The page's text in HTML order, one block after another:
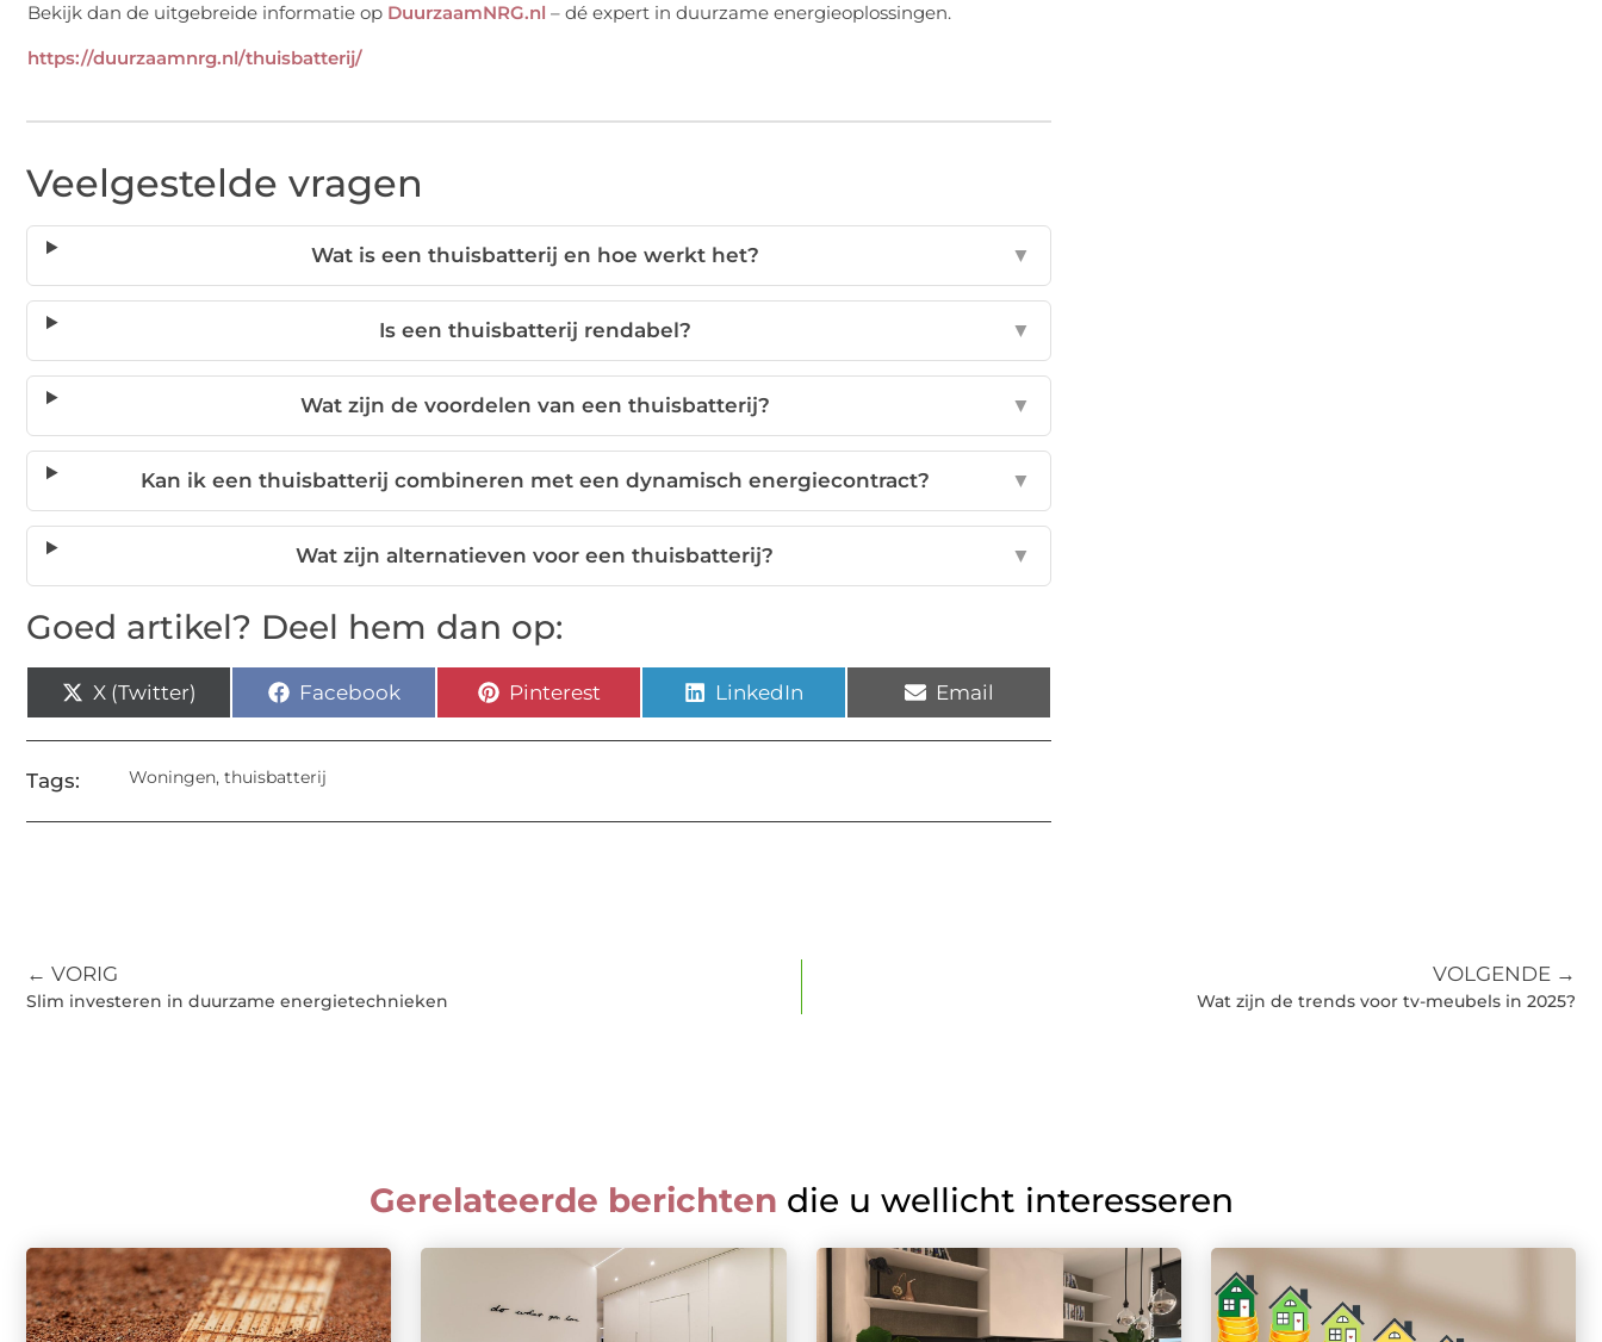
Bekijk dan de uitgebreide informatie op DuurzaamNRG.nl – dé expert in duurzame energieoplossingen.
https://duurzaamnrg.nl/thuisbatterij/
Veelgestelde vragen
Wat is een thuisbatterij en hoe werkt het? ▼
Is een thuisbatterij rendabel? ▼
Wat zijn de voordelen van een thuisbatterij? ▼
Kan ik een thuisbatterij combineren met een dynamisch energiecontract? ▼
Wat zijn alternatieven voor een thuisbatterij? ▼
Goed artikel? Deel hem dan op:
X (Twitter) Facebook Pinterest LinkedIn Email
Tags: Woningen, thuisbatterij
← VORIG
Slim investeren in duurzame energietechnieken
VOLGENDE →
Wat zijn de trends voor tv-meubels in 2025?
Gerelateerde berichten die u wellicht interesseren